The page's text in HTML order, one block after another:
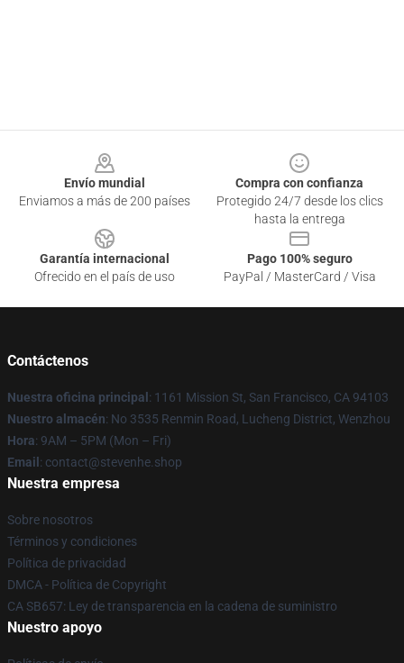
Envío mundial
Enviamos a más de 200 países
Compra con confianza
Protegido 24/7 desde los clics
hasta la entrega
Garantía internacional
Ofrecido en el país de uso
Pago 100% seguro
PayPal / MasterCard / Visa
Contáctenos
Nuestra oficina principal : 1161 Mission St, San Francisco, CA 94103
Nuestro almacén: No 3535 Renmin Road, Lucheng District, Wenzhou
Hora: 9AM – 5PM (Mon – Fri)
Email : contact@stevenhe.shop
Nuestra empresa
Sobre nosotros
Términos y condiciones
Política de privacidad
DMCA - Política de Copyright
CA SB657: Ley de transparencia en la cadena de suministro
Nuestro apoyo